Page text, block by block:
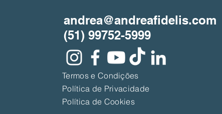
andrea@andreafidelis.com
(51) 99752-5999
Termos e Condições
Política de Privacidade
Política de Cookies